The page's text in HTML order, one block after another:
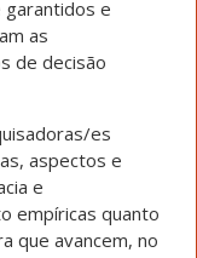
e
as
de decisão
es
aspectos e
e
empíricas quanto
que avancem, no